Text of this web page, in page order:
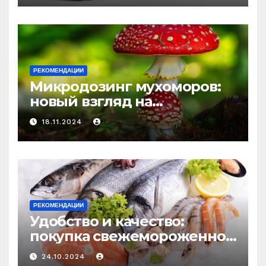
и истощения
РЕКОМЕНДАЦИИ
Микродозинг мухоморов:
новый взгляд на
психоделику
18.11.2024
РЕКОМЕНДАЦИИ
Удобство и качество:
покупка свежемороженной
рыбы онлайн
24.10.2024